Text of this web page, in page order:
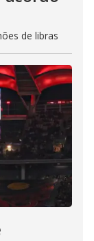
de libras